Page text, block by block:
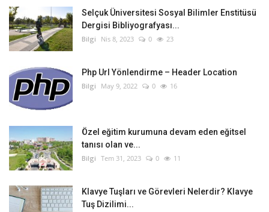
Selçuk Üniversitesi Sosyal Bilimler Enstitüsü
Dergisi Bibliyografyası...
Bilgi Nis 8, 2023 0 23
Php Url Yönlendirme – Header Location
Bilgi May 9, 2022 0 16
Özel eğitim kurumuna devam eden eğitsel
tanısı olan ve...
Bilgi Tem 31, 2023 0 11
Klavye Tuşları ve Görevleri Nelerdir? Klavye
Tuş Dizilimi...